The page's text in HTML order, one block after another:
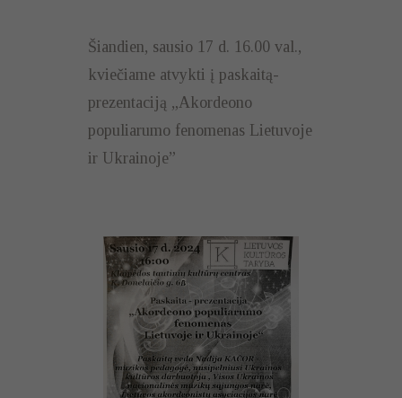
Šiandien, sausio 17 d. 16.00 val.,
kviečiame atvykti į paskaitą-
prezentaciją „Akordeono
populiarumo fenomenas Lietuvoje
ir Ukrainoje”